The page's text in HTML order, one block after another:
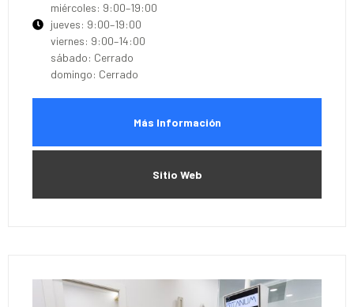
miércoles: 9:00–19:00
jueves: 9:00–19:00
viernes: 9:00–14:00
sábado: Cerrado
domingo: Cerrado
Más Información
Sitio Web